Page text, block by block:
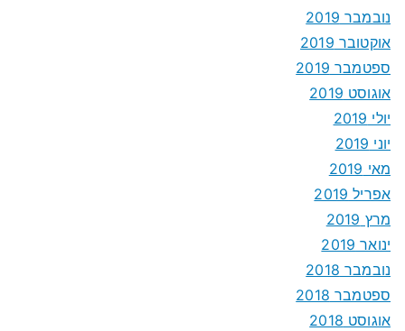
נובמבר 2019
אוקטובר 2019
ספטמבר 2019
אוגוסט 2019
יולי 2019
יוני 2019
מאי 2019
אפריל 2019
מרץ 2019
ינואר 2019
נובמבר 2018
ספטמבר 2018
אוגוסט 2018